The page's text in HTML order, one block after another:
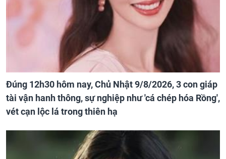
Đúng 12h30 hôm nay, Chủ Nhật 9/8/2026, 3 con giáp
tài vận hanh thông, sự nghiệp như 'cá chép hóa Rồng',
vét cạn lộc lá trong thiên hạ